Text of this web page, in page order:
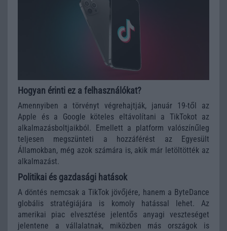
Hogyan érinti ez a felhasználókat?
Amennyiben a törvényt végrehajtják, január 19-től az
Apple és a Google köteles eltávolítani a TikTokot az
alkalmazásboltjaikból. Emellett a platform valószínűleg
teljesen megszünteti a hozzáférést az Egyesült
Államokban, még azok számára is, akik már letöltötték az
alkalmazást.
Politikai és gazdasági hatások
A döntés nemcsak a TikTok jövőjére, hanem a ByteDance
globális stratégiájára is komoly hatással lehet. Az
amerikai piac elvesztése jelentős anyagi veszteséget
jelentene a vállalatnak, miközben más országok is